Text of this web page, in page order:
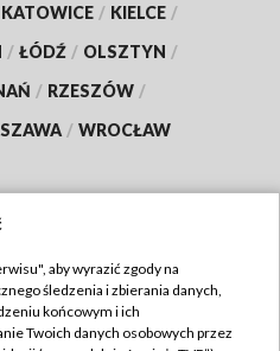
KATOWICE / KIELCE /
/ ŁÓDŹ / OLSZTYN /
/ RZESZÓW /
/ WROCŁAW
TVP
TVP
aby wyrazić zgody na
śledzenia i zbierania danych,
końcowym i ich
Twoich danych osobowych przez